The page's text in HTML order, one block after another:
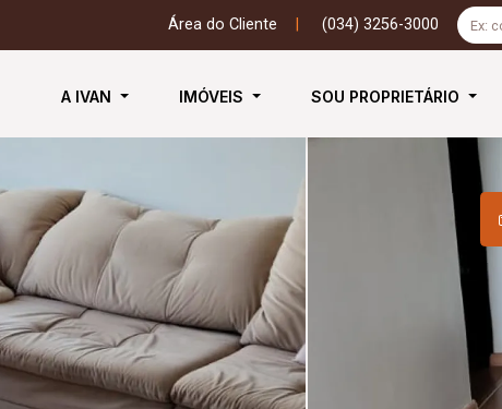
Área do Cliente (034) 3256-3000
A IVAN IMÓVEIS SOU PROPRIETÁRIO